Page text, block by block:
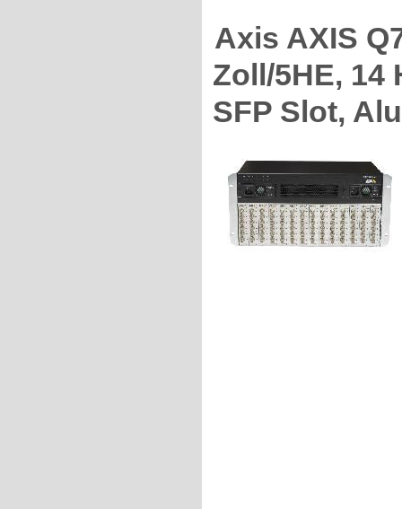
Axis AXIS
Zoll/5HE, 14
SFP Slot,